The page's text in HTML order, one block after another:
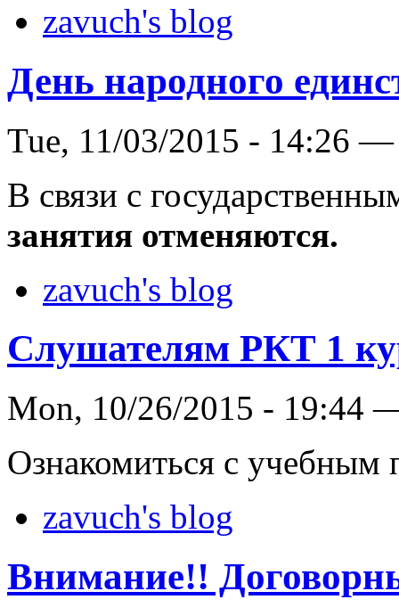
zavuch's blog
День народного
Tue, 11/03/2015 - 14:26 —
В связи с
занятия отменяются.
zavuch's blog
Слушателям РКТ 1
Mon, 10/26/2015 - 19:44
Ознакомиться с
zavuch's blog
Внимание!!